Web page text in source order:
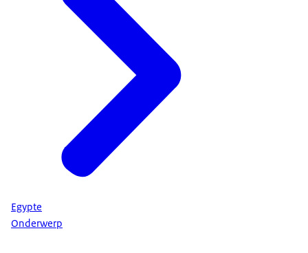
Egypte
Onderwerp